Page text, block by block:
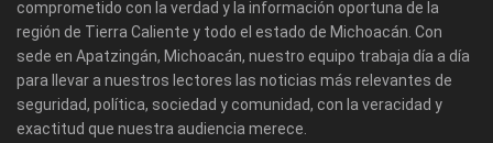
comprometido con la verdad y la información oportuna de la
región de Tierra Caliente y todo el estado de Michoacán. Con
sede en Apatzingán, Michoacán, nuestro equipo trabaja día a día
para llevar a nuestros lectores las noticias más relevantes de
seguridad, política, sociedad y comunidad, con la veracidad y
exactitud que nuestra audiencia merece.